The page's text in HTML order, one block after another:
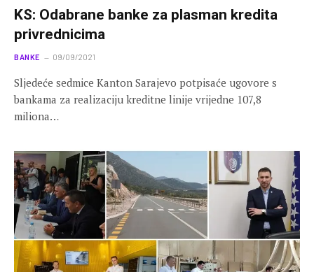
KS: Odabrane banke za plasman kredita
privrednicima
BANKE 09/09/2021
Sljedeće sedmice Kanton Sarajevo potpisaće ugovore s
bankama za realizaciju kreditne linije vrijedne 107,8
miliona…